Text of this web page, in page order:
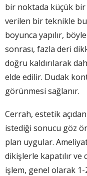
bir noktada küçük bir
verilen bir teknikle
boyunca yapılır,
sonrası, fazla deri
doğru kaldırılarak
elde edilir. Dudak
görünmesi sağlanır.
Cerrah, estetik
istediği sonucu göz
plan uygular.
dikişlerle kapatılır ve
işlem, genel olarak